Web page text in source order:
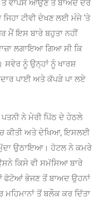
ਤੋਂ ਵਾਪਸ ਆਉਣ ਤੋਂ ਬਾਅਦ ਦੇਰ
ਟੀਵੀ ਦੇਖਣ ਲਈ ਮੰਜੇ ‘ਤੇ
ਮੈਂ ਇਸ ਬਾਰੇ ਬਹੁਤਾ ਨਹੀਂ
ਲਗਾਇਆ ਗਿਆ ਸੀ ਕਿ
ਸਵੇਰ ਨੂੰ ਉਨ੍ਹਾਂ ਨੂੰ ਖਾਰਸ਼
ਪਾਈ ਅਤੇ ਕੱਪੜੇ ਪਾ ਲਏ
ਨੇ ਮੇਰੀ ਪਿੱਠ ਦੇ ਹੇਠਲੇ
ਕੀਤੀ ਅਤੇ ਦੇਖਿਆ, ਇਸਲਈ
ਉਠਾਇਆ। ਹੋਟਲ ਨੇ ਕਮਰੇ
ਕਿਸੇ ਵੀ ਸਮੱਸਿਆ ਬਾਰੇ
ਫੋਟੋਆਂ ਭੇਜਣ ਤੋਂ ਬਾਅਦ ਉਹਨਾਂ
ਮਹਿਮਾਨਾਂ ਤੋਂ ਬਲੌਕ ਕਰ ਦਿੱਤਾ